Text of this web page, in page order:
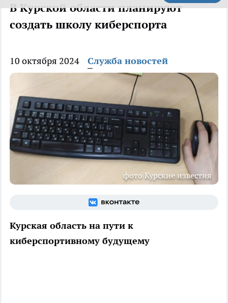
В Курской области планируют
создать школу киберспорта
10 октября 2024 Служба новостей
фото Курские известия
Курская область на пути к
киберспортивному будущему